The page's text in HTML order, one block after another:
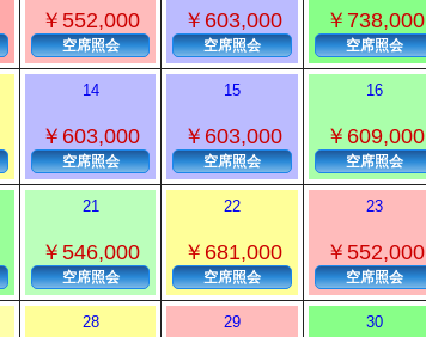
￥552,000
空席照会
￥603,000
空席照会
￥738,000
空席照会
14
￥603,000
空席照会
15
￥603,000
空席照会
16
￥609,000
空席照会
21
￥546,000
空席照会
22
￥681,000
空席照会
23
￥552,000
空席照会
28 29 30